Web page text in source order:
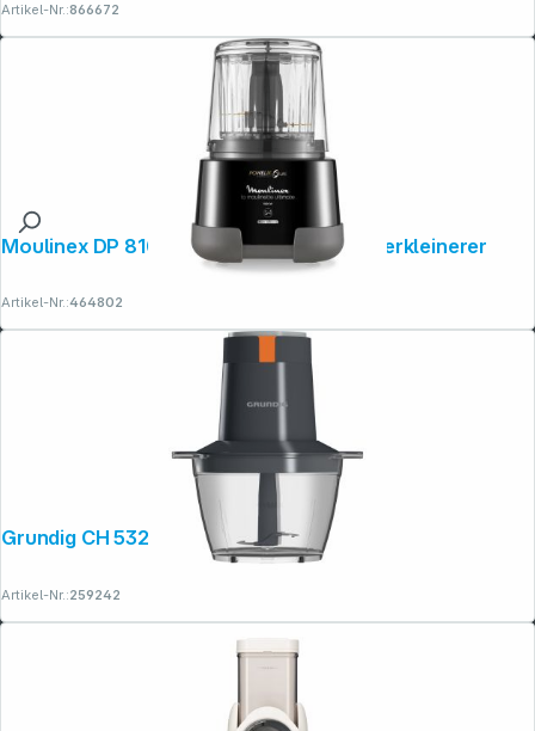
Artikel-Nr.:866672
Moulinex DP 8108 Moulinette Ultimate Zerkleinerer
Artikel-Nr.:464802
Grundig CH 5320
Artikel-Nr.:259242